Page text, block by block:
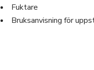
Fuktare
Bruksanvisning för